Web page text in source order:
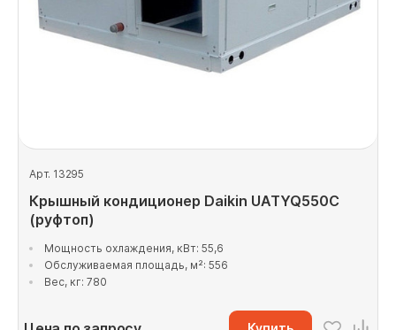
Арт. 13295
Крышный кондиционер Daikin UATYQ550C
(руфтоп)
Мощность охлаждения, кВт: 55,6
Обслуживаемая площадь, м²: 556
Вес, кг: 780